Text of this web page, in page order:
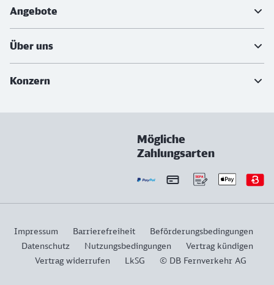
Angebote
Über uns
Konzern
Mögliche
Zahlungsarten
Impressum Barrierefreiheit
Beförderungsbedingungen
Datenschutz
Nutzungsbedingungen
Vertrag kündigen
Vertrag widerrufen
LkSG © DB Fernverkehr AG